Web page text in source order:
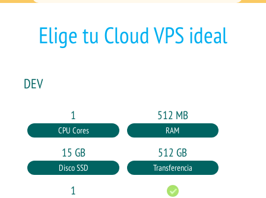
Elige tu Cloud VPS ideal
DEV
1
CPU Cores
512 MB
RAM
15 GB
Disco SSD
512 GB
Transferencia
1